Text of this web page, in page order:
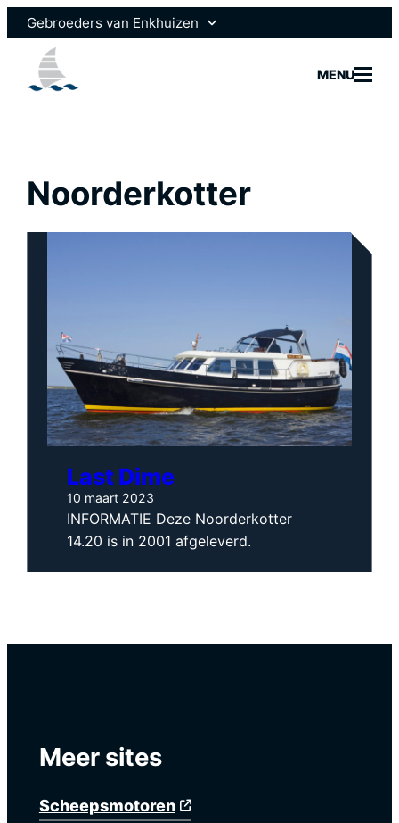
naar
inhoud
Gebroeders van Enkhuizen
Enksail MENU
Nieuws
Noorderkotter
Last Dime
10 maart 2023
INFORMATIE Deze Noorderkotter
14.20 is in 2001 afgeleverd.
Meer sites
Scheepsmotoren